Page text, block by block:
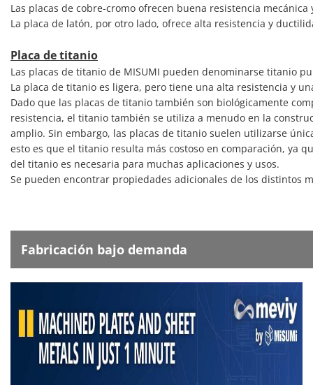
Las placas de cobre-cromo ofrecen buena resistencia
La placa de latón, por otro lado, ofrece alta resistencia y
Placa de titanio
Las placas de titanio de MISUMI pueden denominarse titanio
La placa de titanio es ligera, pero tiene una alta resistencia y
Dado que las placas de titanio también son biológicamente
resistencia, el titanio también se utiliza a menudo en la
amplio. Sin embargo, las placas de titanio suelen utilizarse
esto es que el titanio resulta más costoso en comparación, ya
del titanio es necesaria para muchas aplicaciones y usos.
Se pueden encontrar propiedades adicionales de los distintos
Fabricación bajo demanda